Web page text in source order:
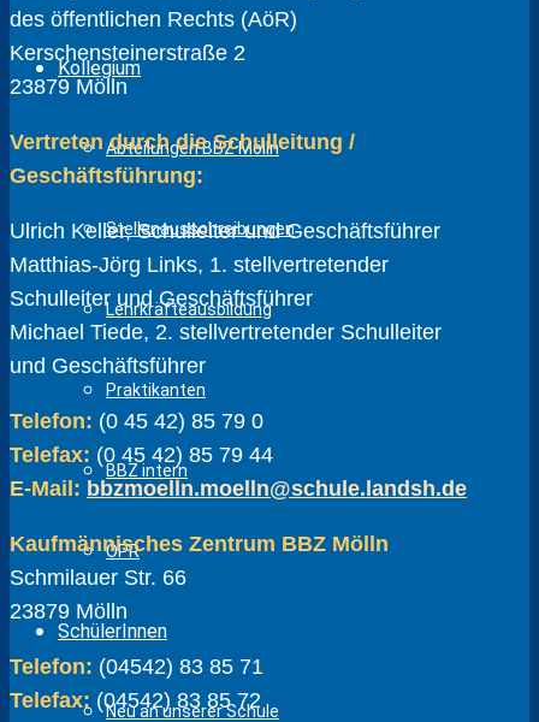
Kollegium
Abteilungen BBZ Mölln
Stellenausschreibungen
Lehrkräfteausbildung
Praktikanten
BBZ intern
ÖPR
SchülerInnen
Neu an unserer Schule
des öffentlichen Rechts (AöR)
Kerschensteinerstraße 2
23879 Mölln
Vertreten durch die Schulleitung /
Geschäftsführung:
Ulrich Keller, Schulleiter und Geschäftsführer
Matthias-Jörg Links, 1. stellvertretender
Schulleiter und Geschäftsführer
Michael Tiede, 2. stellvertretender Schulleiter
und Geschäftsführer
Telefon: (0 45 42) 85 79 0
Telefax: (0 45 42) 85 79 44
E-Mail: bbzmoelln.moelln@schule.landsh.de
Kaufmännisches Zentrum BBZ Mölln
Schmilauer Str. 66
23879 Mölln
Telefon: (04542) 83 85 71
Telefax: (04542) 83 85 72